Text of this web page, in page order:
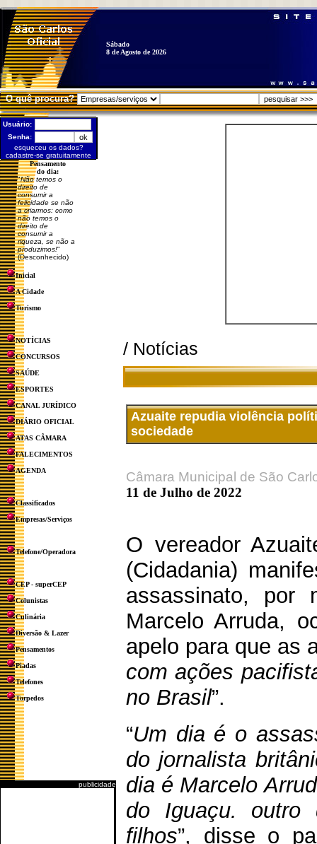
Sábado
8 de Agosto de 2026
O quê procura?
Usuário:
Senha:
esqueceu os dados?
cadastre-se gratuitamente
Pensamento
do dia:
"Não temos o
direito de
consumir a
felicidade se não
a criarmos: como
não temos o
direito de
consumir a
riqueza, se não a
produzimos!"
(Desconhecido)
Inicial
A Cidade
Turismo
NOTÍCIAS
CONCURSOS
SAÚDE
ESPORTES
CANAL JURÍDICO
DIÁRIO OFICIAL
ATAS CÂMARA
FALECIMENTOS
AGENDA
Classificados
Empresas/Serviços
Telefone/Operadora
CEP - superCEP
Colunistas
Culinária
Diversão & Lazer
Pensamentos
Piadas
Telefones
Torpedos
publicidade
/ Notícias
Azuaite repudia violência
sociedade
Câmara Municipal de São
11 de Julho de 2022
O vereador
(Cidadania)
assassinato, por
Marcelo Arruda,
apelo para que as
com ações
no Brasil”.
“Um dia é o
do jornalista
dia é Marcelo
do Iguaçu. outro
filhos”, disse o